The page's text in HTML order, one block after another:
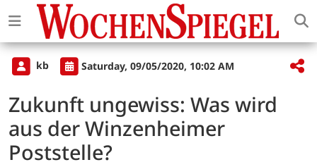
kb Saturday, 09/05/2020, 10:02 AM
Zukunft ungewiss: Was wird
aus der Winzenheimer
Poststelle?